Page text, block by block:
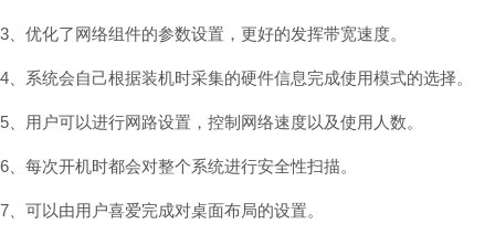
3、优化了网络组件的参数设置，更好的发挥带宽速度。
4、系统会自己根据装机时采集的硬件信息完成使用模式的选择。
5、用户可以进行网路设置，控制网络速度以及使用人数。
6、每次开机时都会对整个系统进行安全性扫描。
7、可以由用户喜爱完成对桌面布局的设置。